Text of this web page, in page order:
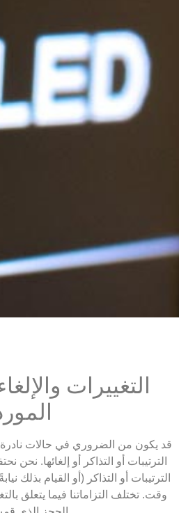
التغييرات
قد يكون من الضروري في حالات
الترتيبات أو التذاكر أو إلغائها. نحن
الترتيبات أو التذاكر (أو القيام بذلك
وقت. تختلف التزاماتنا فيما يتعلق